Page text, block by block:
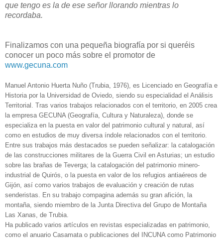
que tengo es la de ese señor llorando mientras lo
recordaba.
Finalizamos con una pequeña biografía por si queréis
conocer un poco más sobre el promotor de
www.gecuna.com
Manuel Antonio Huerta Nuño (Trubia, 1976), es Licenciado en Geografía e
Historia por la Universidad de Oviedo, siendo su especialidad el Análisis
Territorial. Tras varios trabajos relacionados con el territorio, en 2005 crea
la empresa GECUNA (Geografía, Cultura y Naturaleza), donde se
especializa en la puesta en valor del patrimonio cultural y natural, así
como en estudios de muy diversa índole relacionados con el territorio.
Entre sus trabajos más destacados se pueden señalizar: la catalogación
de las construcciones militares de la Guerra Civil en Asturias; un estudio
sobre las brañas de Teverga; la catalogación del patrimonio minero-
industrial de Quirós, o la puesta en valor de los refugios antiaéreos de
Gijón, así como varios trabajos de evaluación y creación de rutas
senderistas. En su trabajo compagina además su gran afición, la
montaña, siendo miembro de la Junta Directiva del Grupo de Montaña
Las Xanas, de Trubia.
Ha publicado varios artículos en revistas especializadas en patrimonio,
como el anuario Casamata o publicaciones del INCUNA como Patrimonio